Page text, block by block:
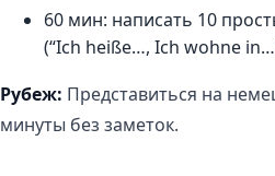
60 мин: написать 10
(“Ich heiße…, Ich wohne
Рубеж: Представиться на
минуты без заметок.